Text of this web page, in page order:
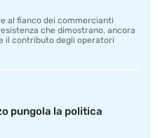
al fianco dei commercianti
che dimostrano, ancora
il contributo degli operatori
pungola la politica